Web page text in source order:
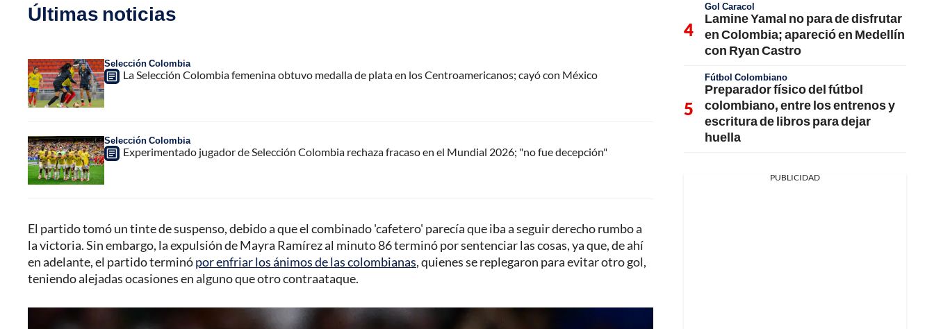
Últimas noticias
Selección Colombia
La Selección Colombia femenina obtuvo medalla de plata en los Centroamericanos; cayó con México
Selección Colombia
Experimentado jugador de Selección Colombia rechaza fracaso en el Mundial 2026; "no fue decepción"
El partido tomó un tinte de suspenso, debido a que el combinado 'cafetero' parecía que iba a seguir derecho rumbo a
la victoria. Sin embargo, la expulsión de Mayra Ramírez al minuto 86 terminó por sentenciar las cosas, ya que, de ahí
en adelante, el partido terminópor enfriar los ánimos de las colombianas, quienes se replegaron para evitar otro gol,
teniendo alejadas ocasiones en alguno que otro contraataque.
Gol Caracol
Lamine Yamal no para de disfrutar
en Colombia; apareció en Medellín
con Ryan Castro
Fútbol Colombiano
Preparador físico del fútbol
colombiano, entre los entrenos y
escritura de libros para dejar
huella
PUBLICIDAD